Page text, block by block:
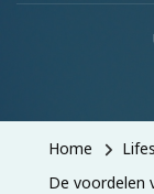
Home
De voordelen